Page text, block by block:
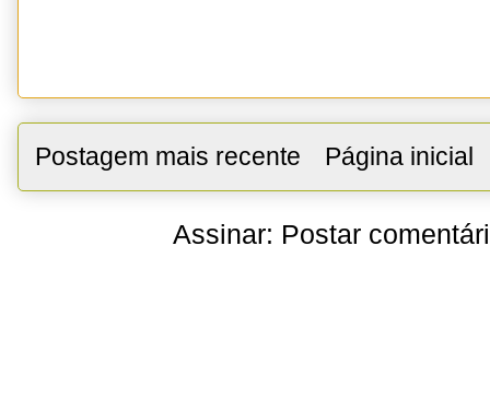
Postagem mais recente Página inicial
Assinar: Postar